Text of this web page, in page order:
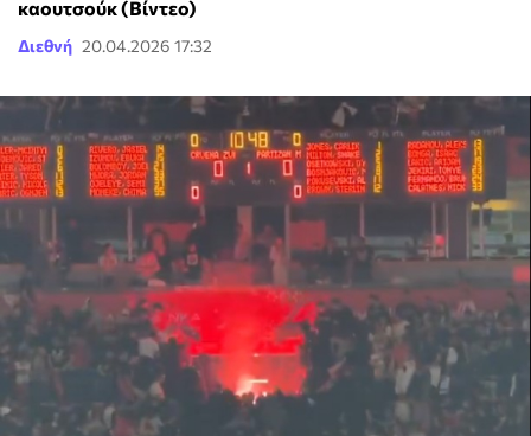
καουτσούκ (Βίντεο)
Διεθνή 20.04.2026 17:32